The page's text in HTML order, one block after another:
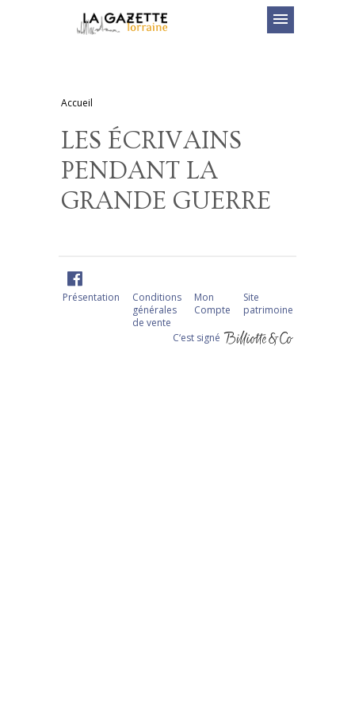
menu
Accueil
LES ÉCRIVAINS
PENDANT LA
GRANDE GUERRE
Présentation
Conditions
générales
de vente
Mon
Compte
Site
patrimoine
C‘est signé